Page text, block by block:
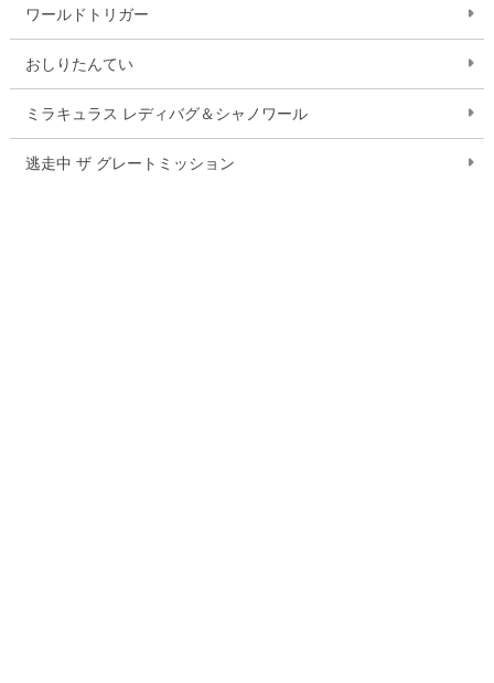
ワールドトリガー
おしりたんてい
ミラキュラス レディバグ＆シャノワール
逃走中 ザ グレートミッション